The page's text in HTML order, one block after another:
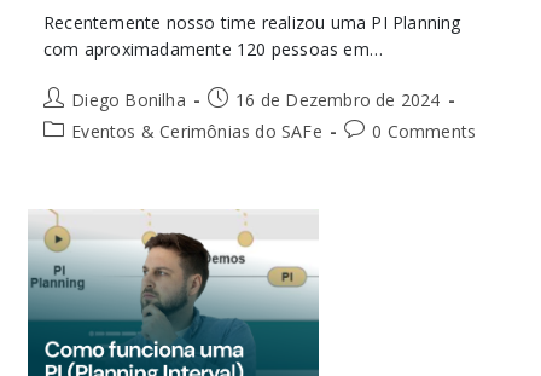
Recentemente nosso time realizou uma PI Planning
com aproximadamente 120 pessoas em…
Diego Bonilha
16 de Dezembro de 2024
Eventos & Cerimônias do SAFe
0 Comments